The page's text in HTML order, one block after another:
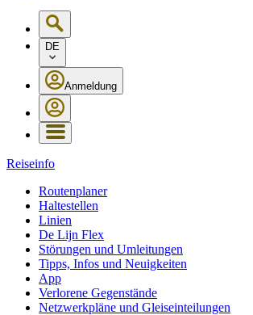
DE
Anmeldung
Reiseinfo
Routenplaner
Haltestellen
Linien
De Lijn Flex
Störungen und Umleitungen
Tipps, Infos und Neuigkeiten
App
Verlorene Gegenstände
Netzwerkpläne und Gleiseinteilungen